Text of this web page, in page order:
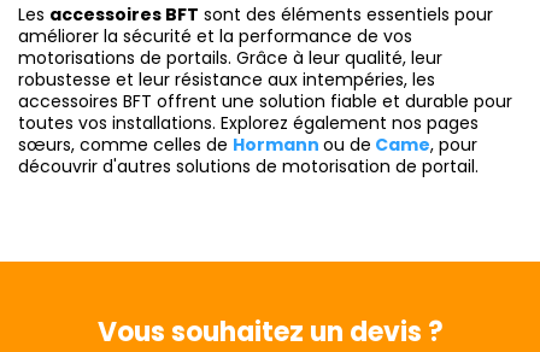
Les accessoires BFT sont des éléments essentiels pour
améliorer la sécurité et la performance de vos
motorisations de portails. Grâce à leur qualité, leur
robustesse et leur résistance aux intempéries, les
accessoires BFT offrent une solution fiable et durable pour
toutes vos installations. Explorez également nos pages
sœurs, comme celles de Hormann ou de Came, pour
découvrir d'autres solutions de motorisation de portail.
Vous souhaitez un devis ?